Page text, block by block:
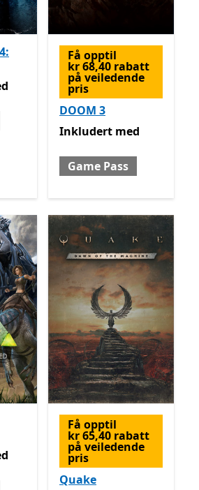
Pass
Tilbyr kjøp i appen
Få opptil
kr 68,40 rabatt
på veiledende
pris
DOOM 3
Inkludert med Game Pass
Inkludert med
Game Pass
Pass
Tilbyr kjøp i appen
Få opptil
kr 65,40 rabatt
på veiledende
pris
Quake